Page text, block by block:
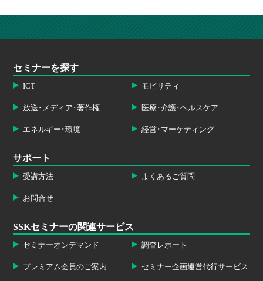
セミナーを探す
ICT モビリティ
放送･メディア･著作権 医療･介護･ヘルスケア
エネルギー･環境 経営･マーケティング
サポート
受講方法 よくあるご質問
お問合せ
SSKセミナーの関連サービス
セミナーオンデマンド 調査レポート
プレミアム会員のご案内 セミナー企画運営代行サービス